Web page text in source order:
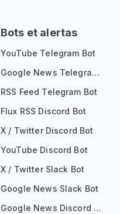
Bots et alertas
YouTube Telegram Bot
Google News Telegram Bot
RSS Feed Telegram Bot
Flux RSS Discord Bot
X / Twitter Discord Bot
YouTube Discord Bot
X / Twitter Slack Bot
Google News Slack Bot
Google News Discord Bot